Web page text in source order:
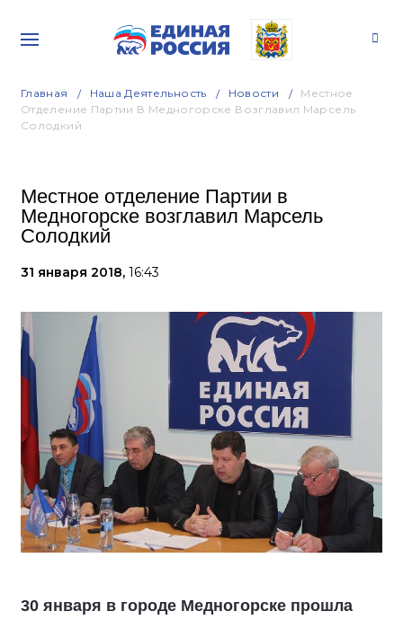
Главная Наша Деятельность Новости
Местное
Отделение Партии В Медногорске Возглавил Марсель
Солодкий
Местное отделение Партии в
Медногорске возглавил Марсель
Солодкий
31 января 2018, 16:43
30 января в городе Медногорске прошла